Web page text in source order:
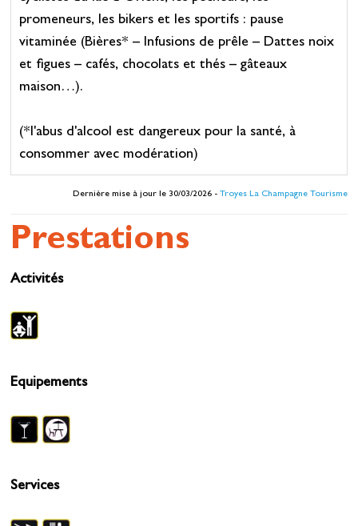
promeneurs, les bikers et les sportifs : pause
vitaminée (Bières* – Infusions de prêle – Dattes noix
et figues – cafés, chocolats et thés – gâteaux
maison…).
(*l'abus d'alcool est dangereux pour la santé, à
consommer avec modération)
Dernière mise à jour le 30/03/2026 -Troyes La Champagne Tourisme
Prestations
Activités
Equipements
Services